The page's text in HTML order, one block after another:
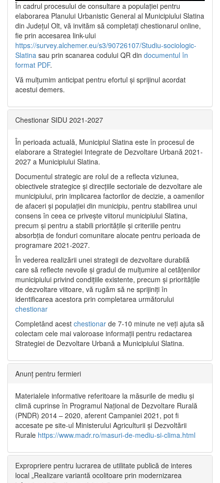
În cadrul procesului de consultare a populaţiei pentru
elaborarea Planului Urbanistic General al Municipiului Slatina
din Județul Olt, vă invităm să completați chestionarul online,
fie prin accesarea link-ului
https://survey.alchemer.eu/s3/90726107/Studiu-sociologic-
Slatina sau prin scanarea codului QR din documentul în
format PDF.
Vă mulţumim anticipat pentru efortul şi sprijinul acordat
acestui demers.
Chestionar SIDU 2021-2027
În perioada actuală, Municipiul Slatina este în procesul de
elaborare a Strategiei Integrate de Dezvoltare Urbană 2021‐
2027 a Municipiului Slatina.
Documentul strategic are rolul de a reflecta viziunea,
obiectivele strategice și direcțiile sectoriale de dezvoltare ale
municipiului, prin implicarea factorilor de decizie, a oamenilor
de afaceri și populației din municipiu, pentru stabilirea unui
consens în ceea ce privește viitorul municipiului Slatina,
precum și pentru a stabili prioritățile și criteriile pentru
absorbția de fonduri comunitare alocate pentru perioada de
programare 2021-2027.
În vederea realizării unei strategii de dezvoltare durabilă
care să reflecte nevoile și gradul de mulțumire al cetățenilor
municipiului privind condițiile existente, precum și prioritățile
de dezvoltare viitoare, vă rugăm să ne sprijiniți în
identificarea acestora prin completarea următorului
chestionar
Completând acest chestionar de 7-10 minute ne veți ajuta să
colectam cele mai valoroase informații pentru redactarea
Strategiei de Dezvoltare Urbană a Municipiului Slatina.
Anunț pentru fermieri
Materialele informative referitoare la măsurile de mediu și
climă cuprinse în Programul Național de Dezvoltare Rurală
(PNDR) 2014 – 2020, aferent Campaniei 2021, pot fi
accesate pe site-ul Ministerului Agriculturii și Dezvoltării
Rurale https://www.madr.ro/masuri-de-mediu-si-clima.html
Expropriere pentru lucrarea de utilitate publică de interes
local „Realizare variantă ocolitoare prin modernizarea